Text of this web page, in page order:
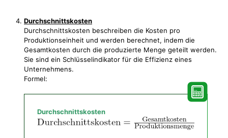
Durchschnittskosten
Durchschnittskosten beschreiben die Kosten pro
Produktionseinheit und werden berechnet, indem die
Gesamtkosten durch die produzierte Menge geteilt werden.
Sie sind ein Schlüsselindikator für die Effizienz eines
Unternehmens.
Formel:
Durchschnittskosten